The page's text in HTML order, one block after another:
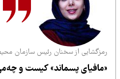
از سخنان رئیس سازمان
پسماند» کیست و